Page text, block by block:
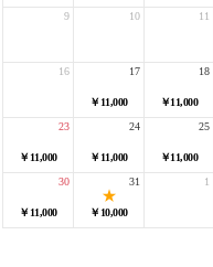
9 10 11
16
￥11,000
17
￥11,000
18
￥11,000
23
￥11,000
24
￥11,000
25
￥11,000
30
￥10,000
31 1